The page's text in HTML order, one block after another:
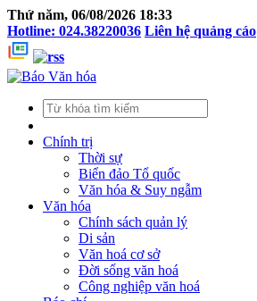
Thứ năm, 06/08/2026 18:33
Hotline: 024.38220036 Liên hệ quảng cáo
Chính trị
Thời sự
Biển đảo Tổ quốc
Văn hóa & Suy ngẫm
Văn hóa
Chính sách quản lý
Di sản
Văn hoá cơ sở
Đời sống văn hoá
Công nghiệp văn hoá